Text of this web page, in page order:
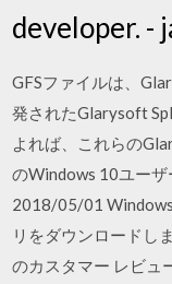
developer. -
GFSファイルは、
発されたGlarysoft
よれば、これらの
のWindows 10ユー
2018/05/01
リをダウンロードし
のカスタマー レビュ